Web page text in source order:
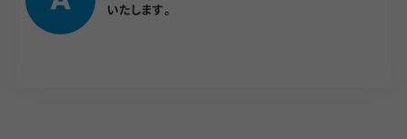
いたします。